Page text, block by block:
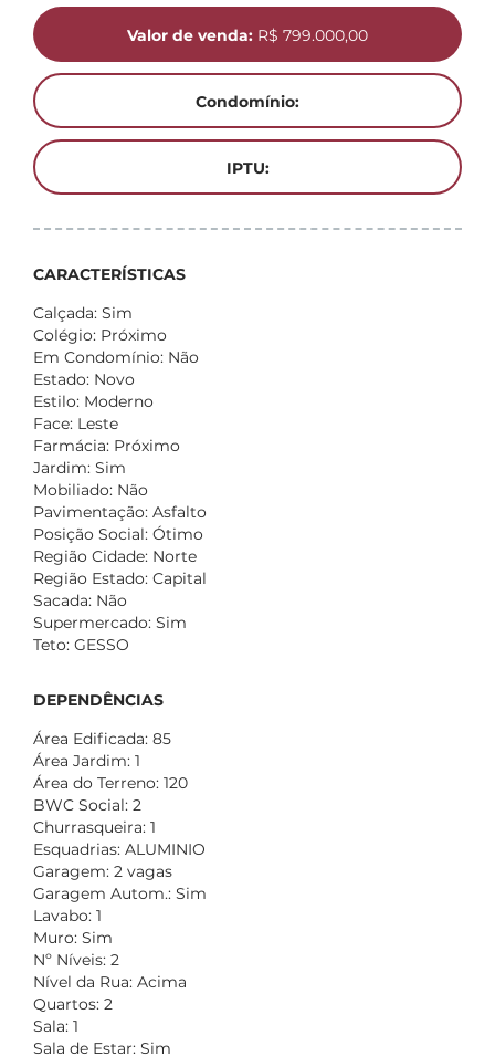
Valor de venda: R$ 799.000,00
Condomínio:
IPTU:
CARACTERÍSTICAS
Calçada: Sim
Colégio: Próximo
Em Condomínio: Não
Estado: Novo
Estilo: Moderno
Face: Leste
Farmácia: Próximo
Jardim: Sim
Mobiliado: Não
Pavimentação: Asfalto
Posição Social: Ótimo
Região Cidade: Norte
Região Estado: Capital
Sacada: Não
Supermercado: Sim
Teto: GESSO
DEPENDÊNCIAS
Área Edificada: 85
Área Jardim: 1
Área do Terreno: 120
BWC Social: 2
Churrasqueira: 1
Esquadrias: ALUMINIO
Garagem: 2 vagas
Garagem Autom.: Sim
Lavabo: 1
Muro: Sim
Nº Níveis: 2
Nível da Rua: Acima
Quartos: 2
Sala: 1
Sala de Estar: Sim